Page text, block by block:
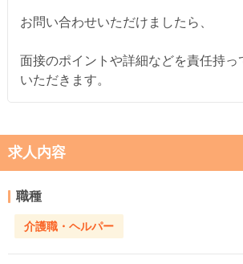
お問い合わせいただけましたら、
面接のポイントや詳細などを責任持っ
いただきます。
求人内容
職種
介護職・ヘルパー